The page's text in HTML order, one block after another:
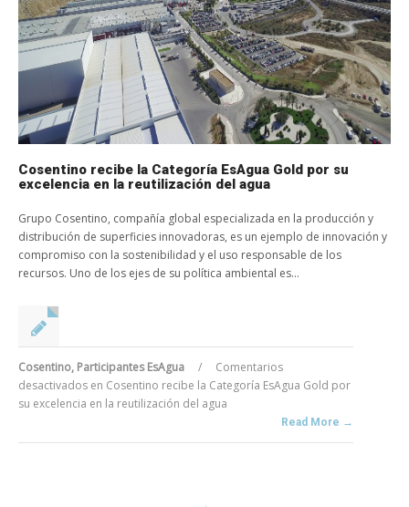
Cosentino recibe la Categoría EsAgua Gold por su
excelencia en la reutilización del agua
Grupo Cosentino, compañía global especializada en la producción y
distribución de superficies innovadoras, es un ejemplo de innovación y
compromiso con la sostenibilidad y el uso responsable de los
recursos. Uno de los ejes de su política ambiental es...
Cosentino, Participantes EsAgua /
Comentarios
desactivados en Cosentino recibe la Categoría EsAgua Gold por
su excelencia en la reutilización del agua
Read More →